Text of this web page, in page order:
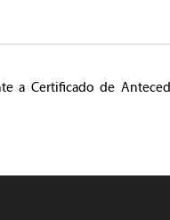
a Certificado de